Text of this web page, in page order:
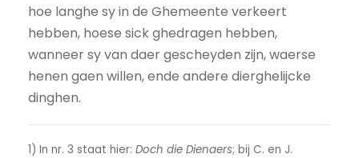
hoe langhe sy in de Ghemeente verkeert
hebben, hoese sick ghedragen hebben,
wanneer sy van daer gescheyden zijn, waerse
henen gaen willen, ende andere dierghelijcke
dinghen.
1) In nr. 3 staat hier: Doch die Dienaers; bij C. en J.